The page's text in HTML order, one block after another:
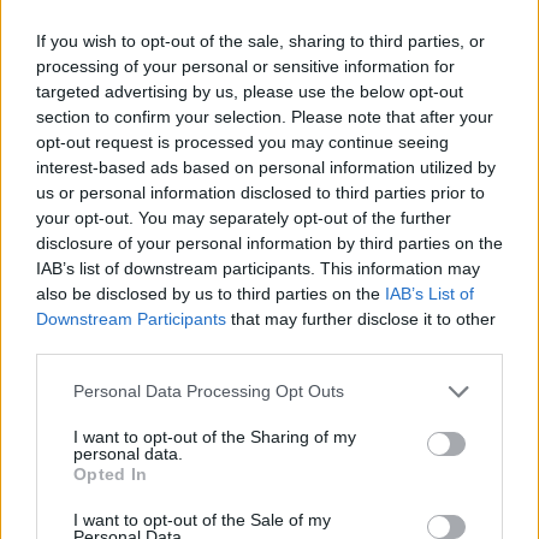
If you wish to opt-out of the sale, sharing to third parties, or
processing of your personal or sensitive information for
targeted advertising by us, please use the below opt-out
section to confirm your selection. Please note that after your
opt-out request is processed you may continue seeing
interest-based ads based on personal information utilized by
us or personal information disclosed to third parties prior to
your opt-out. You may separately opt-out of the further
disclosure of your personal information by third parties on the
IAB’s list of downstream participants. This information may
also be disclosed by us to third parties on the IAB’s List of
Downstream Participants that may further disclose it to other
Please note that this website/app uses one or more Google
not limited to your visit or usage behaviour. You may click to
grant or deny consent to Google and its third-party tags to
use your data for below specified purposes in below Google
consent section.
Personal Data Processing Opt Outs
I want to opt-out of the Sharing of my
personal data.
Opted In
I want to opt-out of the Sale of my
hajtotta végre Irán
megbízásából.
A svéd TV4 „Nyheterna” hírműsora szerint a
nagykövetség előtt egy lőfegyvert és egy
üres töltényhüvelyt találtak.
Az incidensről mintegy 30 perccel azelőtt
számoltak be, hogy Irán 180 ballisztikus
rakétát lőtt ki a zsidó államra, amely az
eddigi második közvetlen támadása volt; az
első még áprilisban történt.
A támadás előtt Jiszráel Katz izraeli